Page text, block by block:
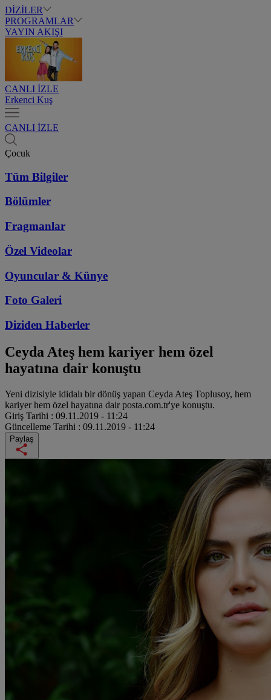
DİZİLER
PROGRAMLAR
YAYIN AKIŞI
CANLI İZLE
Erkenci Kuş
CANLI İZLE
Çocuk
Tüm Bilgiler
Bölümler
Fragmanlar
Özel Videolar
Oyuncular & Künye
Foto Galeri
Diziden Haberler
Ceyda Ateş hem kariyer hem özel
hayatına dair konuştu
Yeni dizisiyle ididalı bir dönüş yapan Ceyda Ateş Toplusoy, hem
kariyer hem özel hayatına dair posta.com.tr'ye konuştu.
Giriş Tarihi : 09.11.2019 - 11:24
Güncelleme Tarihi : 09.11.2019 - 11:24
Paylaş